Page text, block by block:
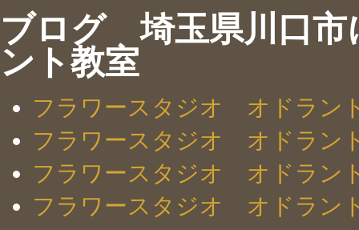
ブログ 埼玉県川口市
ント教室
フラワースタジオ オドラン
フラワースタジオ オドラン
フラワースタジオ オドラン
フラワースタジオ オドラン